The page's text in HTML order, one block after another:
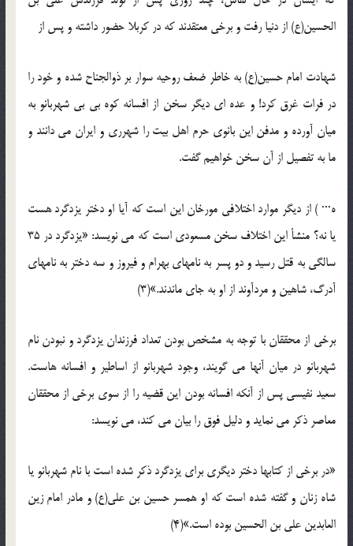
الحسین(ع) از دنیا رفت و برخی معتقدند که در کربلا حضور داشته و پس از
شهادت امام حسین(ع) به خاطر ضعف روحیه سوار بر ذوالجناح شده و خود را
در فرات غرق کرد! و عده ای دیگر سخن از افسانه کوه بی بی شهربانو به
میان آورده و مدفن این بانوی حرم اهل بیت را شهرری و ایران می دانند و
ما به تفصیل از آن سخن خواهیم گفت.
ه··· ) از دیگر موارد اختلافی مورخان این است که آیا او دختر یزدگرد هست
یا نه؟ منشأ این اختلاف سخن مسعودی است که می نویسد: «یزدگرد در 35
سالگی به قتل رسید و دو پسر به نامهای بهرام و فیروز و سه دختر به نامهای
آدرگ، شاهین و مردآوند از او به جای ماندند.»(3)
برخی از محققان با توجه به مشخص بودن تعداد فرزندان یزدگرد و نبودن نام
شهربانو در میان آنها می گویند، وجود شهربانو از اساطیر و افسانه هاست.
سعید نفیسی پس از آنکه افسانه بودن این قضیه را از سوی برخی از محققان
معاصر ذکر می نماید و دلیل فوق را بیان می کند، می نویسد:
«در برخی از کتابها دختر دیگری برای یزدگرد ذکر شده است با نام شهربانو یا
شاه زنان و گفته شده است که او همسر حسین بن علی(ع) و مادر امام زین
العابدین علی بن الحسین بوده است.»(4)